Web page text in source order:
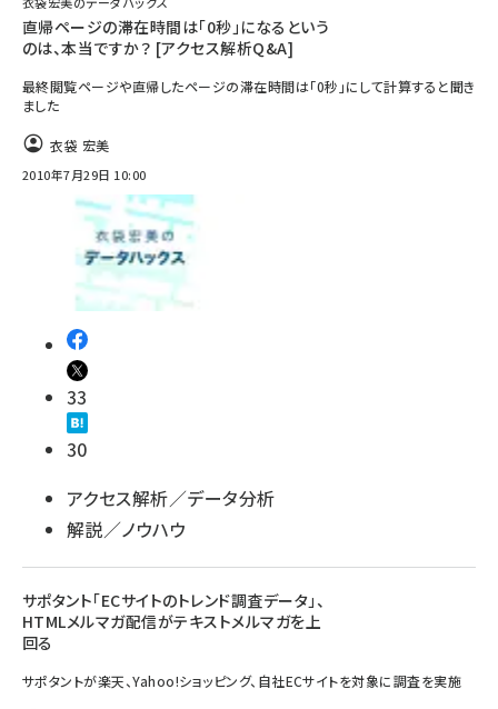
直帰ページの滞在時間は「0秒」になるという
のは、本当ですか？ [アクセス解析Q&A]
最終閲覧ページや直帰したページの滞在時間は「0秒」にして計算すると聞き
ました
衣袋 宏美
2010年7月29日 10:00
33
30
アクセス解析／データ分析
解説／ノウハウ
サポタント「ECサイトのトレンド調査データ」、
HTMLメルマガ配信がテキストメルマガを上
回る
サポタントが楽天、Yahoo!ショッピング、自社ECサイトを対象に調査を実施